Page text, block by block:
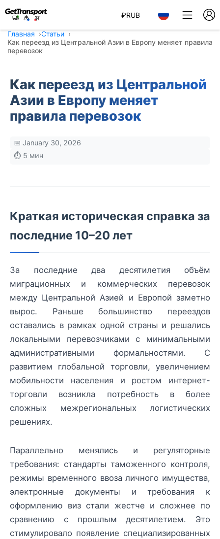
₽RUB
Главная
Статьи
Как переезд из Центральной Азии в Европу меняет правила
перевозок
Как переезд из Центральной
Азии в Европу меняет
правила перевозок
📅 January 30, 2026
⏱️ 5 мин
Краткая историческая справка за
последние 10–20 лет
За последние два десятилетия объём
миграционных и коммерческих перевозок
между Центральной Азией и Европой заметно
вырос. Раньше большинство переездов
оставались в рамках одной страны и решались
локальными перевозчиками с минимальными
административными формальностями. С
развитием глобальной торговли, увеличением
мобильности населения и ростом интернет-
торговли возникла потребность в более
сложных межрегиональных логистических
решениях.
Параллельно менялись и регуляторные
требования: стандарты таможенного контроля,
режимы временного ввоза личного имущества,
электронные документы и требования к
оформлению виз стали жестче и сложнее по
сравнению с прошлым десятилетием. Это
стимулировало появление специализированных